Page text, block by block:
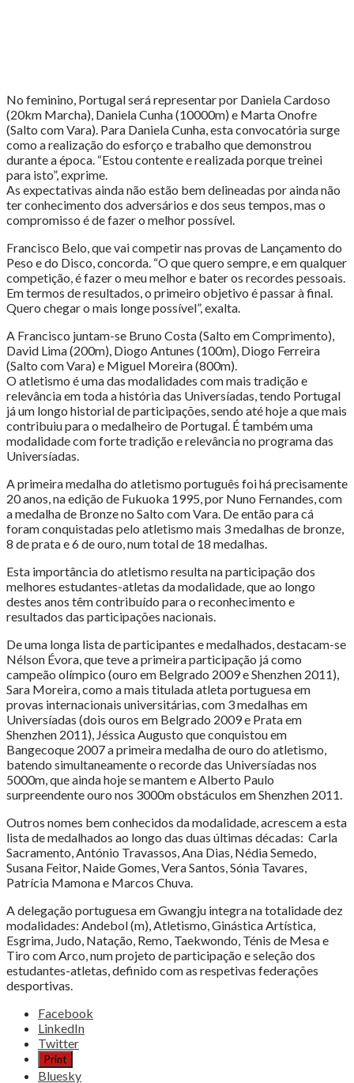
No feminino, Portugal será representar por Daniela Cardoso
(20km Marcha), Daniela Cunha (10000m) e Marta Onofre
(Salto com Vara). Para Daniela Cunha, esta convocatória surge
como a realização do esforço e trabalho que demonstrou
durante a época. “Estou contente e realizada porque treinei
para isto”, exprime.
As expectativas ainda não estão bem delineadas por ainda não
ter conhecimento dos adversários e dos seus tempos, mas o
compromisso é de fazer o melhor possível.
Francisco Belo, que vai competir nas provas de Lançamento do
Peso e do Disco, concorda. “O que quero sempre, e em qualquer
competição, é fazer o meu melhor e bater os recordes pessoais.
Em termos de resultados, o primeiro objetivo é passar à final.
Quero chegar o mais longe possível”, exalta.
A Francisco juntam-se Bruno Costa (Salto em Comprimento),
David Lima (200m), Diogo Antunes (100m), Diogo Ferreira
(Salto com Vara) e Miguel Moreira (800m).
O atletismo é uma das modalidades com mais tradição e
relevância em toda a história das Universíadas, tendo Portugal
já um longo historial de participações, sendo até hoje a que mais
contribuiu para o medalheiro de Portugal. É também uma
modalidade com forte tradição e relevância no programa das
Universíadas.
A primeira medalha do atletismo português foi há precisamente
20 anos, na edição de Fukuoka 1995, por Nuno Fernandes, com
a medalha de Bronze no Salto com Vara. De então para cá
foram conquistadas pelo atletismo mais 3 medalhas de bronze,
8 de prata e 6 de ouro, num total de 18 medalhas.
Esta importância do atletismo resulta na participação dos
melhores estudantes-atletas da modalidade, que ao longo
destes anos têm contribuído para o reconhecimento e
resultados das participações nacionais.
De uma longa lista de participantes e medalhados, destacam-se
Nélson Évora, que teve a primeira participação já como
campeão olímpico (ouro em Belgrado 2009 e Shenzhen 2011),
Sara Moreira, como a mais titulada atleta portuguesa em
provas internacionais universitárias, com 3 medalhas em
Universíadas (dois ouros em Belgrado 2009 e Prata em
Shenzhen 2011), Jéssica Augusto que conquistou em
Bangecoque 2007 a primeira medalha de ouro do atletismo,
batendo simultaneamente o recorde das Universíadas nos
5000m, que ainda hoje se mantem e Alberto Paulo
surpreendente ouro nos 3000m obstáculos em Shenzhen 2011.
Outros nomes bem conhecidos da modalidade, acrescem a esta
lista de medalhados ao longo das duas últimas décadas: Carla
Sacramento, António Travassos, Ana Dias, Nédia Semedo,
Susana Feitor, Naide Gomes, Vera Santos, Sónia Tavares,
Patrícia Mamona e Marcos Chuva.
A delegação portuguesa em Gwangju integra na totalidade dez
modalidades: Andebol (m), Atletismo, Ginástica Artística,
Esgrima, Judo, Natação, Remo, Taekwondo, Ténis de Mesa e
Tiro com Arco, num projeto de participação e seleção dos
estudantes-atletas, definido com as respetivas federações
desportivas.
Share
post
"Universíadas
Facebook
LinkedIn
Twitter
Print
Bluesky